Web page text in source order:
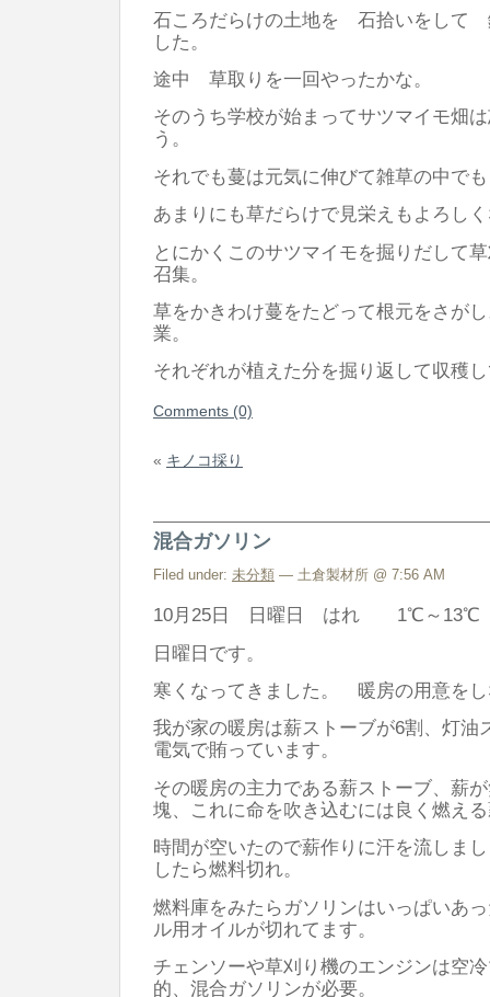
石ころだらけの土地を 石拾いをして
した。
途中 草取りを一回やったかな。
そのうち学校が始まってサツマイモ畑
う。
それでも蔓は元気に伸びて雑草の中で
あまりにも草だらけで見栄えもよろし
とにかくこのサツマイモを掘りだして
召集。
草をかきわけ蔓をたどって根元をさが
業。
それぞれが植えた分を掘り返して収穫
Comments (0)
« キノコ採り
混合ガソリン
Filed under: 未分類 — 土倉製材所 @ 7:56 AM
10月25日 日曜日 はれ 1℃～13℃
日曜日です。
寒くなってきました。 暖房の用意を
我が家の暖房は薪ストーブが6割、灯油
電気で賄っています。
その暖房の主力である薪ストーブ、薪
塊、これに命を吹き込むには良く燃え
時間が空いたので薪作りに汗を流しま
したら燃料切れ。
燃料庫をみたらガソリンはいっぱいあ
ル用オイルが切れてます。
チェンソーや草刈り機のエンジンは空
的、混合ガソリンが必要。